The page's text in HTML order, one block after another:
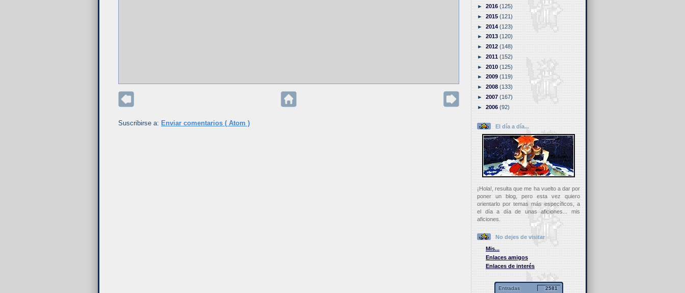
Suscribirse a: Enviar comentarios ( Atom )
►2016(125)
►2015(121)
►2014(123)
►2013(120)
►2012(148)
►2011(152)
►2010(125)
►2009(119)
►2008(133)
►2007(167)
►2006(92)
El día a día...
¡Hola!, resulta que me ha vuelto a dar por
poner un blog, pero esta vez quiero
orientarlo por temas más específicos, a
el día a día de unas aficiones... mis
aficiones.
No dejes de visitar
Mis...
Enlaces amigos
Enlaces de interés
Entradas 2581